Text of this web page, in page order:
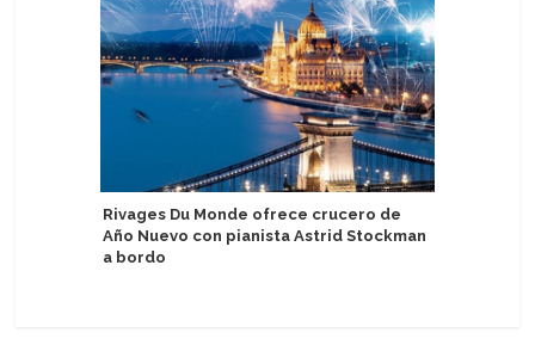
Rivages Du Monde ofrece crucero de
Año Nuevo con pianista Astrid Stockman
a bordo